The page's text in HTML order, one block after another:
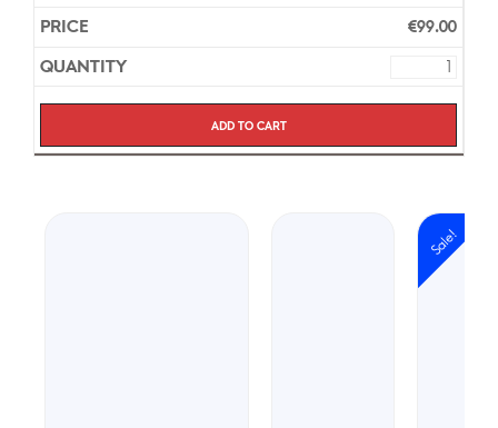
€99.00
Add to cart
Sale!